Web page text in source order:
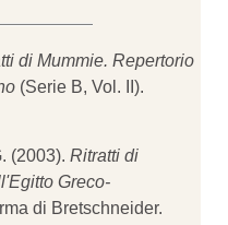
di Mummie. Repertorio
(Serie B, Vol. II).
(2003). Ritratti di
Greco-
di Bretschneider.